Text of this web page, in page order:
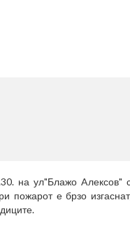
на ул"Блажо Aлексов"
пожарот е брзо